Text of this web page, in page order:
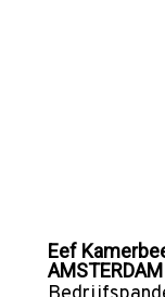
Eef
AMSTERDAM